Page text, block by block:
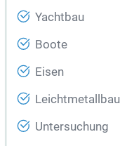
Yachtbau
Boote
Eisen
Leichtmetallbau
Untersuchung